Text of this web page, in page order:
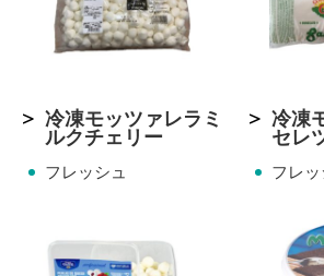
冷凍モッツァレラミ
ルクチェリー
フレッシュ
冷凍
セレ
フレッ